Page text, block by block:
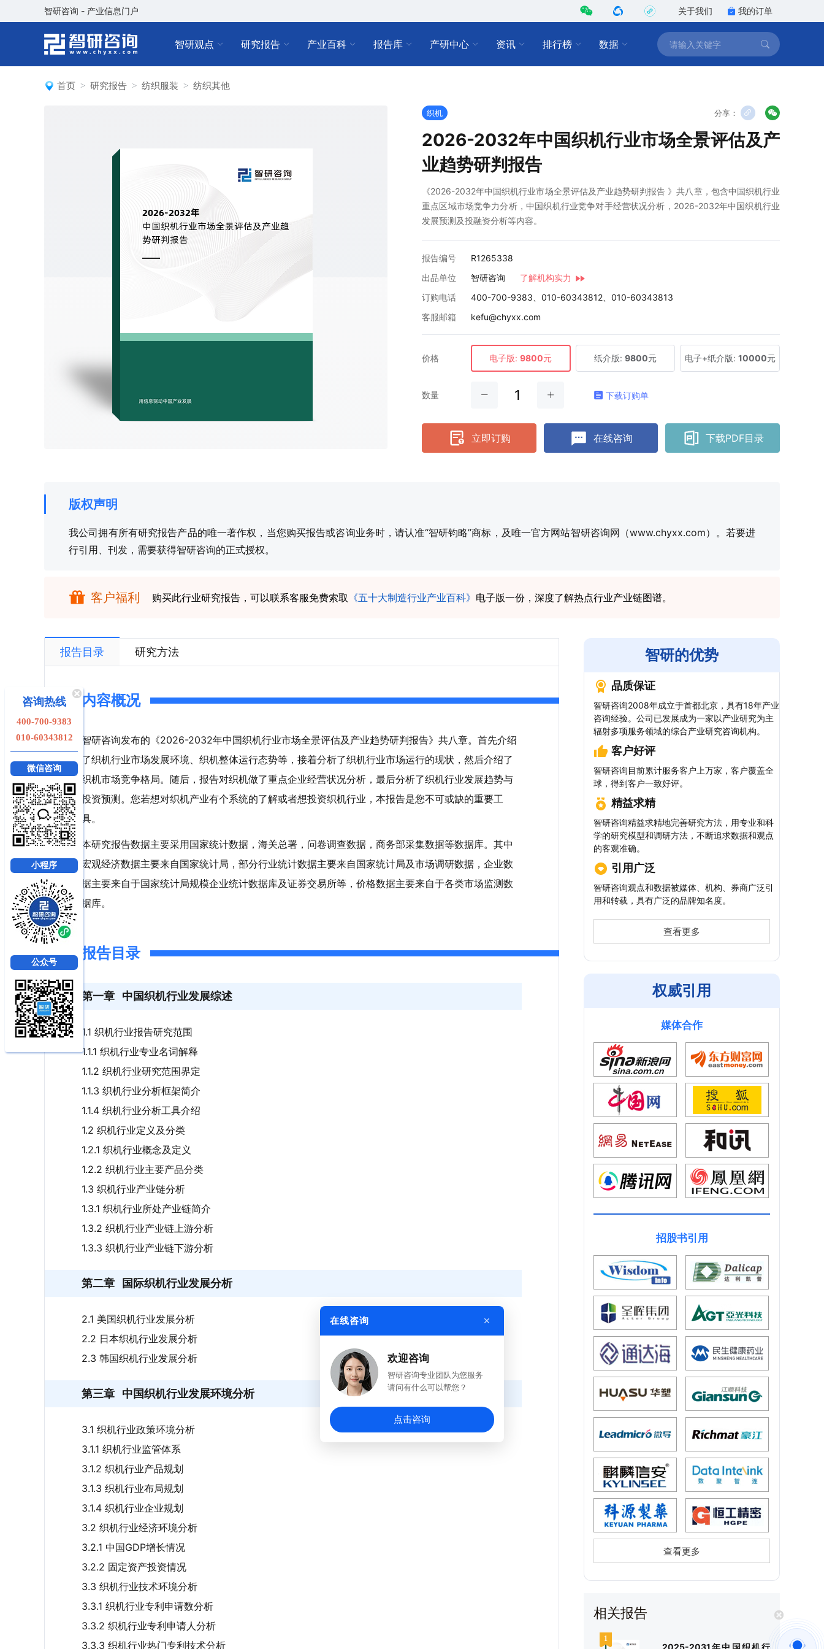
智研咨询 - 产业信息门户 关于我们 我的订单
智研观点 研究报告 产业百科 报告库 产研中心 资讯 排行榜 数据
首页 研究报告 纺织服装 纺织其他
织机 分享：
2026-2032年中国织机行业市场全景评估及产
业趋势研判报告
《2026-2032年中国织机行业市场全景评估及产业趋势研判报告 》共八章，包含中国织机行业
重点区域市场竞争力分析，中国织机行业竞争对手经营状况分析，2026-2032年中国织机行业
发展预测及投融资分析等内容。
报告编号
R1265338
出品单位
智研咨询
了解机构实力
订购电话
400-700-9383、010-60343812、010-60343813
客服邮箱
kefu@chyxx.com
价格 电子版: 9800元 纸介版: 9800元 电子+纸介版: 10000元
数量 下载订购单
立即订购 在线咨询 下载PDF目录
版权声明
我公司拥有所有研究报告产品的唯一著作权，当您购买报告或咨询业务时，请认准“智研钧略”商标，及唯一官方网站智研咨询网（www.chyxx.com）。若要进
行引用、刊发，需要获得智研咨询的正式授权。
客户福利 购买此行业研究报告，可以联系客服免费索取 《五十大制造行业产业百科》 电子版一份，深度了解热点行业产业链图谱。
报告目录 研究方法
内容概况
智研咨询发布的《2026-2032年中国织机行业市场全景评估及产业趋势研判报告》共八章。首先介绍
了织机行业市场发展环境、织机整体运行态势等，接着分析了织机行业市场运行的现状，然后介绍了
织机市场竞争格局。随后，报告对织机做了重点企业经营状况分析，最后分析了织机行业发展趋势与
投资预测。您若想对织机产业有个系统的了解或者想投资织机行业，本报告是您不可或缺的重要工
具。
本研究报告数据主要采用国家统计数据，海关总署，问卷调查数据，商务部采集数据等数据库。其中
宏观经济数据主要来自国家统计局，部分行业统计数据主要来自国家统计局及市场调研数据，企业数
据主要来自于国家统计局规模企业统计数据库及证券交易所等，价格数据主要来自于各类市场监测数
据库。
报告目录
第一章 中国织机行业发展综述
1.1 织机行业报告研究范围
1.1.1 织机行业专业名词解释
1.1.2 织机行业研究范围界定
1.1.3 织机行业分析框架简介
1.1.4 织机行业分析工具介绍
1.2 织机行业定义及分类
1.2.1 织机行业概念及定义
1.2.2 织机行业主要产品分类
1.3 织机行业产业链分析
1.3.1 织机行业所处产业链简介
1.3.2 织机行业产业链上游分析
1.3.3 织机行业产业链下游分析
第二章 国际织机行业发展分析
2.1 美国织机行业发展分析
2.2 日本织机行业发展分析
2.3 韩国织机行业发展分析
第三章 中国织机行业发展环境分析
3.1 织机行业政策环境分析
3.1.1 织机行业监管体系
3.1.2 织机行业产品规划
3.1.3 织机行业布局规划
3.1.4 织机行业企业规划
3.2 织机行业经济环境分析
3.2.1 中国GDP增长情况
3.2.2 固定资产投资情况
3.3 织机行业技术环境分析
3.3.1 织机行业专利申请数分析
3.3.2 织机行业专利申请人分析
3.3.3 织机行业热门专利技术分析
智研的优势
品质保证
智研咨询2008年成立于首都北京，具有18年产业
咨询经验。公司已发展成为一家以产业研究为主
辐射多项服务领域的综合产业研究咨询机构。
客户好评
智研咨询目前累计服务客户上万家，客户覆盖全
球，得到客户一致好评。
精益求精
智研咨询精益求精地完善研究方法，用专业和科
学的研究模型和调研方法，不断追求数据和观点
的客观准确。
引用广泛
智研咨询观点和数据被媒体、机构、券商广泛引
用和转载，具有广泛的品牌知名度。
查看更多
权威引用
媒体合作
招股书引用
查看更多
相关报告
在线咨询 ×
欢迎咨询
智研咨询专业团队为您服务
请问有什么可以帮您？
点击咨询
咨询热线
400-700-9383
010-60343812
微信咨询
小程序
公众号